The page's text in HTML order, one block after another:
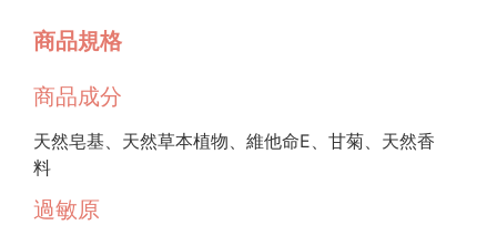
商品規格
商品成分
天然皂基、天然草本植物、維他命E、甘菊、天然香
料
過敏原